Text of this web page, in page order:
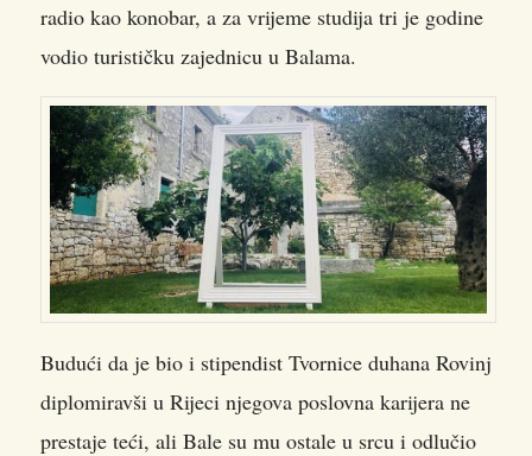
radio kao konobar, a za vrijeme studija tri je godine
vodio turističku zajednicu u Balama.
Budući da je bio i stipendist Tvornice duhana Rovinj
diplomiravši u Rijeci njegova poslovna karijera ne
prestaje teći, ali Bale su mu ostale u srcu i odlučio